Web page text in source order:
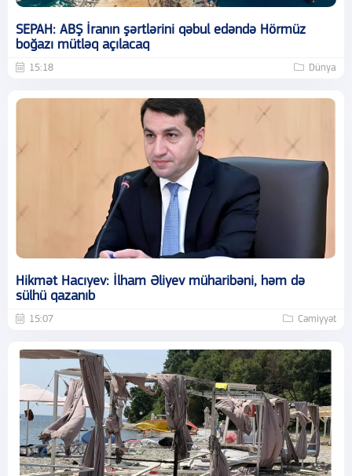
SEPAH: ABŞ İranın şərtlərini qəbul edəndə Hörmüz
boğazı mütləq açılacaq
15:18 Dünya
Hikmət Hacıyev: İlham Əliyev müharibəni, həm də
sülhü qazanıb
15:07 Cəmiyyət